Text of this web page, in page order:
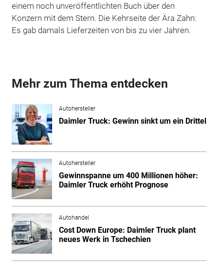
einem noch unveröffentlichten Buch über den
Konzern mit dem Stern. Die Kehrseite der Ära Zahn:
Es gab damals Lieferzeiten von bis zu vier Jahren.
Mehr zum Thema entdecken
Autohersteller
Daimler Truck: Gewinn sinkt um ein Drittel
Autohersteller
Gewinnspanne um 400 Millionen höher:
Daimler Truck erhöht Prognose
Autohandel
Cost Down Europe: Daimler Truck plant
neues Werk in Tschechien